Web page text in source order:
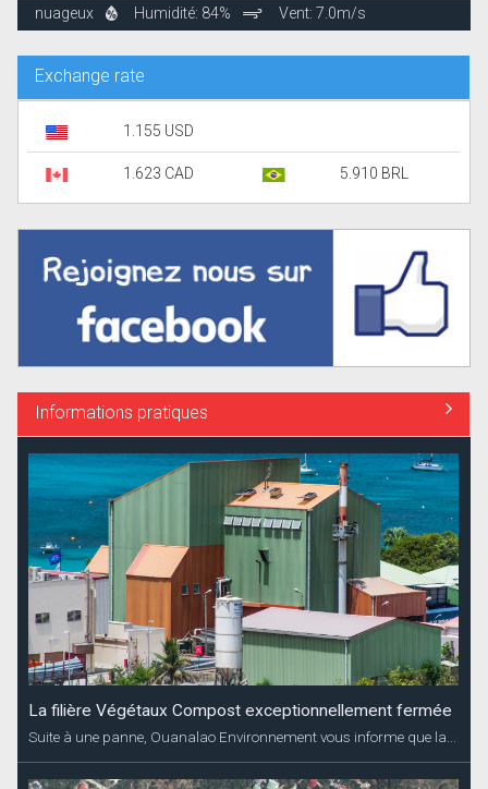
nuageux Humidité: 84% Vent: 7.0m/s
Exchange rate
1.155 USD
1.623 CAD 5.910 BRL
Informations pratiques
La filière Végétaux Compost exceptionnellement fermée
Suite à une panne, Ouanalao Environnement vous informe que la...